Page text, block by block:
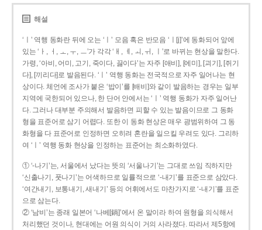
해설
‘ㅣ’ 역행 동화란 뒤에 오는 ‘ㅣ’ 모음 혹은 반모음 ‘ㅣ[j]’에 동화되어 앞에
있는 ‘ㅏ, ㅓ, ㅗ, ㅜ, ㅡ’가 각각 ‘ㅐ, ㅔ, ㅚ, ㅟ, ㅣ’로 바뀌는 현상을 말한다.
가령, ‘아비, 어미, 고기, 죽이다, 끓이다’는 자주 [애비], [에미], [괴기], [쥐기
다], [끼리다]로 발음된다. ‘ㅣ’ 역행 동화는 전국적으로 자주 일어나는 현
상이다. 체언에 조사가 붙은 ‘밥이’를 [배비]와 같이 발음하는 경우는 일부
지역에 국한되어 있으나, 한 단어 안에서는 ‘ㅣ’ 역행 동화가 자주 일어난
다. 그러나 대부분 주의해서 발음하면 피할 수 있는 발음이므로 그 동화
형을 표준어로 삼기 어렵다. 또한 이 동화 현상은 매우 광범위하여 그 동
화형을 다 표준어로 인정하면 오히려 혼란을 일으킬 우려도 있다. 그리하
여 ‘ㅣ’ 역행 동화 현상을 인정하는 표준어는 최소화하였다.
① ‘-나기’는, 서울에서 났다는 뜻의 ‘서울나기’는 그대로 쓰임 직하지만
‘신출나기, 풋나기’는 어색하므로 일률적으로 ‘-내기’를 표준으로 삼았다.
‘여간내기, 보통내기, 새내기’ 등의 어휘에서도 마찬가지로 ‘-내기’를 표준
으로 삼는다.
② ‘남비’는 종래 일본어 ‘나베[鍋]’에서 온 말이라 하여 원형을 의식해서
처리했던 것이나, 현대에는 어원 의식이 거의 사라졌다. 따라서 제5항에